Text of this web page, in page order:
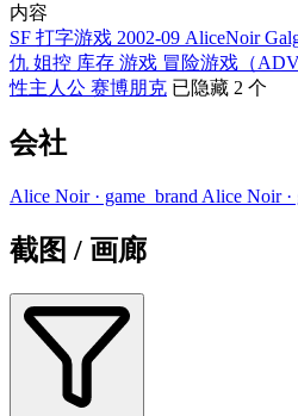
内容
SF 打字游戏 2002-09 AliceNoir
仇 姐控 库存 游戏 冒险游戏（ADV
性主人公 赛博朋克 已隐藏 2 个
会社
Alice Noir · game_brand Alice Noir
截图 / 画廊